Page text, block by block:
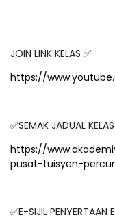
JOIN LINK KELAS ✅
https://
✅SEMAK JADUAL
https://
pusat-tuisyen-
✅E-SIJIL PENYERTAAN